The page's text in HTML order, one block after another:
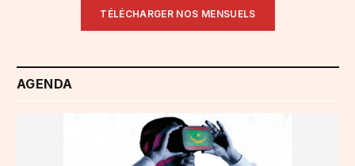
TÉLÉCHARGER NOS MENSUELS
AGENDA